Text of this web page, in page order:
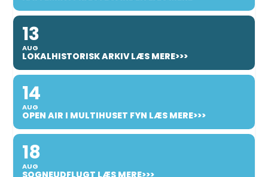
13
AUG
LOKALHISTORISK ARKIV LÆS MERE>>>
14
AUG
OPEN AIR I MULTIHUSET FYN LÆS MERE>>>
18
AUG
SOGNEUDFLUGT LÆS MERE>>>